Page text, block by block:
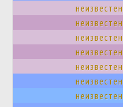
неизвестен
неизвестен
неизвестен
неизвестен
неизвестен
неизвестен
неизвестен